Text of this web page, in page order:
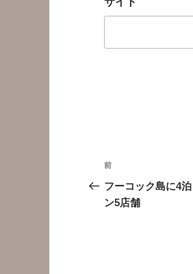
投
稿
ナ
前
の
投
前
フーコック島に4
ン5店舗